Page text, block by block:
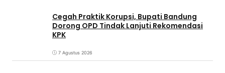
Cegah Praktik Korupsi, Bupati Bandung
Dorong OPD Tindak Lanjuti Rekomendasi
KPK
7 Agustus 2026